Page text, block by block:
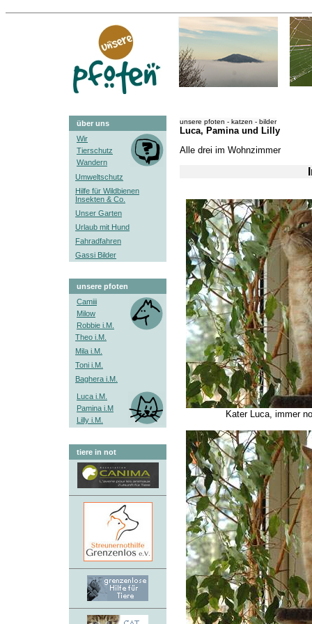
über uns
Wir
Tierschutz
Wandern
Umweltschutz
Hilfe für Wildbienen
Insekten & Co.
Unser Garten
Urlaub mit Hund
Fahradfahren
Gassi Bilder
unsere pfoten
Camiii
Milow
Robbie i.M.
Theo i.M.
Mila i.M.
Toni i.M.
Baghera i.M.
Luca i.M.
Pamina i.M
Lilly i.M.
tiere in not
unsere pfoten - katzen - bilder
Luca, Pamina und Lilly
Alle drei im Wohnzimmer
Kater Luca, immer